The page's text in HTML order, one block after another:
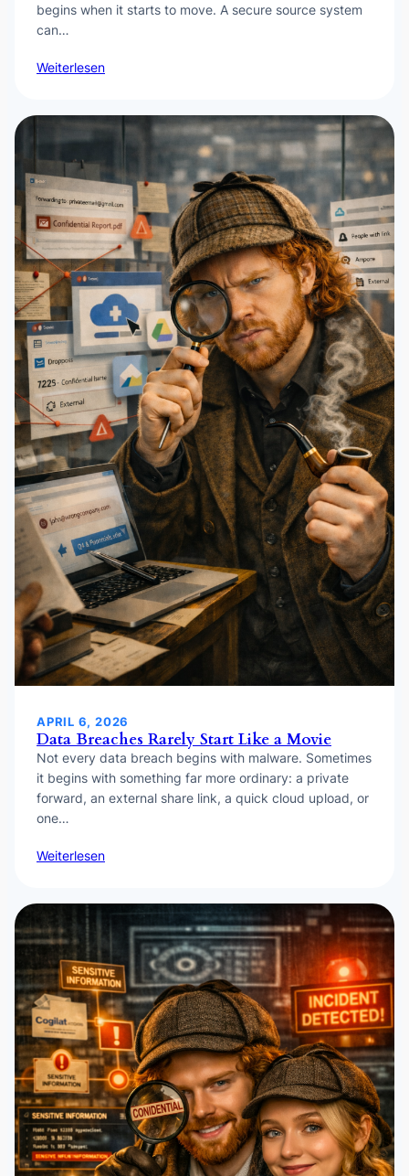
begins when it starts to move. A secure source system
can…
Weiterlesen
APRIL 6, 2026
Data Breaches Rarely Start Like a Movie
Not every data breach begins with malware. Sometimes
it begins with something far more ordinary: a private
forward, an external share link, a quick cloud upload, or
one…
Weiterlesen